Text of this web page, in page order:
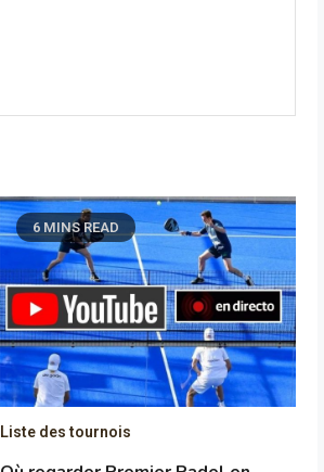
6 MINS READ
Liste des tournois